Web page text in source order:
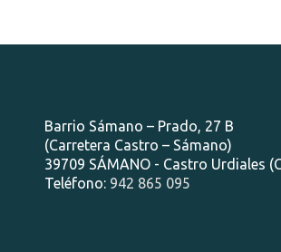
Barrio Sámano – Prado, 27 B
(Carretera Castro – Sámano)
39709 SÁMANO - Castro Urdiales
Teléfono: 942 865 095